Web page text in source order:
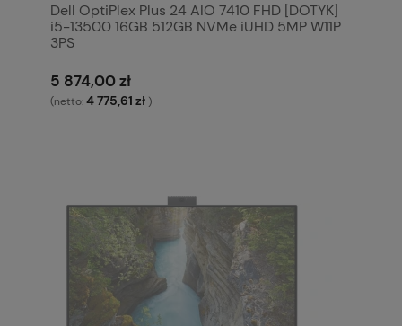
Dell OptiPlex Plus 24 AIO 7410 FHD [DOTYK]
i5-13500 16GB 512GB NVMe iUHD 5MP W11P
3PS
5 874,00 zł
(netto:4 775,61 zł )